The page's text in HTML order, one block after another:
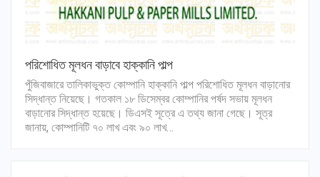
পরিশোধিত মূলধন বাড়াবে হাক্কানি পাল্প
পুঁজিবাজারে তালিকাভুক্ত কোম্পানি হাক্কানি পাল্প পরিশোধিত মূলধন বাড়ানোর
সিদ্ধান্ত নিয়েছে। গতকাল ১৮ ডিসেম্বর কোম্পানির পর্ষদ সভায় মূলধন
বাড়ানোর সিদ্ধান্ত হয়েছে। ডিএসই সূত্রে এ তথ্য জানা গেছে। সূত্র
জানায়, কোম্পানিটি ৭০ লাখ এবং ৯০ লাখ…